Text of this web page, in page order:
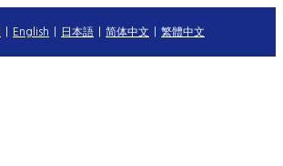
English 日本語 简体中文 繁體中文